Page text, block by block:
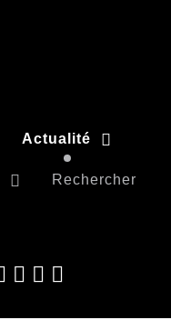
Actualité
Rechercher